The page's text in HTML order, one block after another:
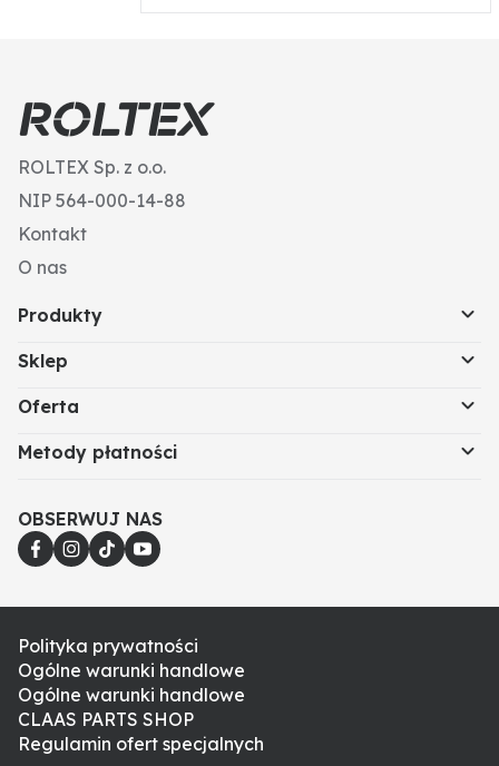
ROLTEX Sp. z o.o.
NIP 564-000-14-88
Kontakt
O nas
Produkty
Sklep
Oferta
Metody płatności
OBSERWUJ NAS
Polityka prywatności
Ogólne warunki handlowe
Ogólne warunki handlowe
CLAAS PARTS SHOP
Regulamin ofert specjalnych